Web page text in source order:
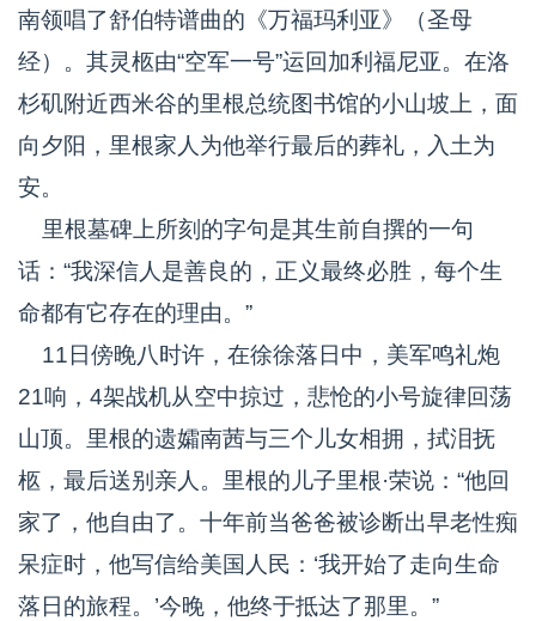
南领唱了舒伯特谱曲的《万福玛利亚》（圣母
经）。其灵柩由“空军一号”运回加利福尼亚。在洛
杉矶附近西米谷的里根总统图书馆的小山坡上，面
向夕阳，里根家人为他举行最后的葬礼，入土为
安。
里根墓碑上所刻的字句是其生前自撰的一句
话：“我深信人是善良的，正义最终必胜，每个生
命都有它存在的理由。”
11日傍晚八时许，在徐徐落日中，美军鸣礼炮
21响，4架战机从空中掠过，悲怆的小号旋律回荡
山顶。里根的遗孀南茜与三个儿女相拥，拭泪抚
柩，最后送别亲人。里根的儿子里根·荣说：“他回
家了，他自由了。十年前当爸爸被诊断出早老性痴
呆症时，他写信给美国人民：‘我开始了走向生命
落日的旅程。’今晚，他终于抵达了那里。”